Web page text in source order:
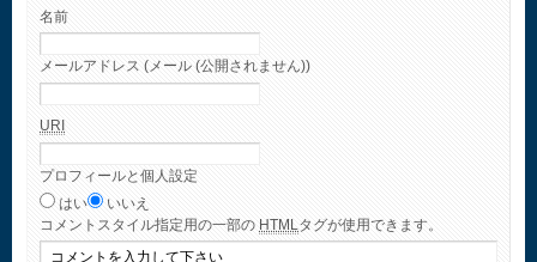
名前
メールアドレス (メール (公開されません))
URI
プロフィールと個人設定
はい
いいえ
コメント スタイル指定用の一部の HTML タグが使用できます。